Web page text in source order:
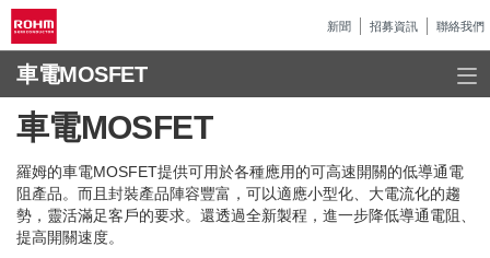
新聞 招募資訊 聯絡我們
車電MOSFET
車電MOSFET
羅姆的車電MOSFET提供可用於各種應用的可高速開關的低導通電
阻產品。而且封裝產品陣容豐富，可以適應小型化、大電流化的趨
勢，靈活滿足客戶的要求。還透過全新製程，進一步降低導通電阻、
提高開關速度。